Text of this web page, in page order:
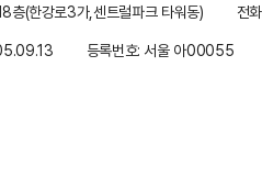
층(한강로3가,센트럴파크 타워동)
전
등록번호: 서울 아00055